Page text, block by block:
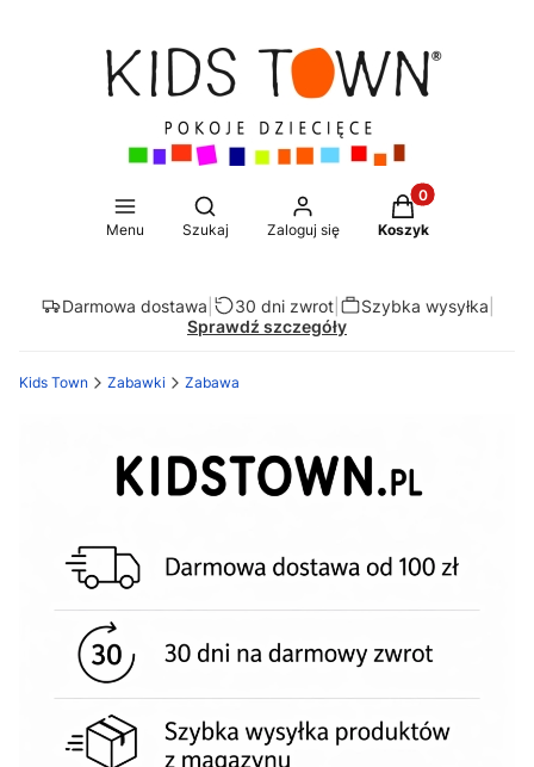
Menu
Otwórz wyszukiwarkę
Szukaj Zaloguj się
Produkty w
Koszyk
Darmowa dostawa 30 dni zwrot| Szybka wysyłka
Sprawdź szczegóły
Kids Town Zabawki Zabawa